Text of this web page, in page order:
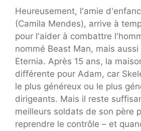
Heureusement, l'amie
(Camila Mendes), arrive à
pour l'aider à combattre
nommé Beast Man, mais
Eternia. Après 15 ans, la
différente pour Adam, car
le plus généreux ou le plus
dirigeants. Mais il reste
meilleurs soldats de son père
reprendre le contrôle – et